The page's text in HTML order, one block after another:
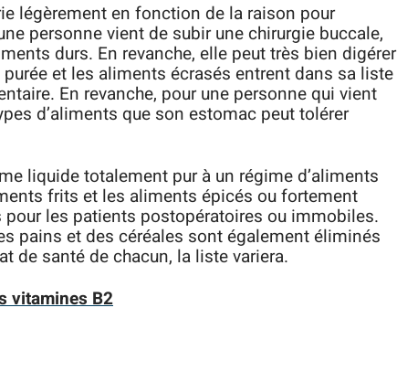
légèrement en fonction de la raison pour
personne vient de subir une chirurgie buccale,
durs. En revanche, elle peut très bien digérer
et les aliments écrasés entrent dans sa liste
En revanche, pour une personne qui vient
d’aliments que son estomac peut tolérer
liquide totalement pur à un régime d’aliments
frits et les aliments épicés ou fortement
les patients postopératoires ou immobiles.
pains et des céréales sont également éliminés
de santé de chacun, la liste variera.
vitamines B2